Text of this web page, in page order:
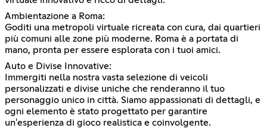
Ambientazione a Roma:
Goditi una metropoli virtuale ricreata con cura, dai quartieri
più comuni alle zone più moderne. Roma è a portata di
mano, pronta per essere esplorata con i tuoi amici.
Auto e Divise Innovative:
Immergiti nella nostra vasta selezione di veicoli
personalizzati e divise uniche che renderanno il tuo
personaggio unico in città. Siamo appassionati di dettagli, e
ogni elemento è stato progettato per garantire
un'esperienza di gioco realistica e coinvolgente.